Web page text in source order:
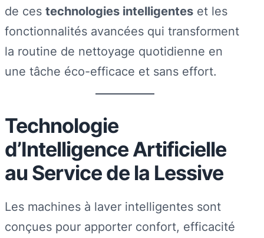
de ces technologies intelligentes et les
fonctionnalités avancées qui transforment
la routine de nettoyage quotidienne en
une tâche éco-efficace et sans effort.
Technologie
d’Intelligence Artificielle
au Service de la Lessive
Les machines à laver intelligentes sont
conçues pour apporter confort, efficacité